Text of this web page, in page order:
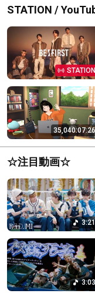
STATION /
STATION
35,040:07:26
☆注目動画☆
3:21
3:03